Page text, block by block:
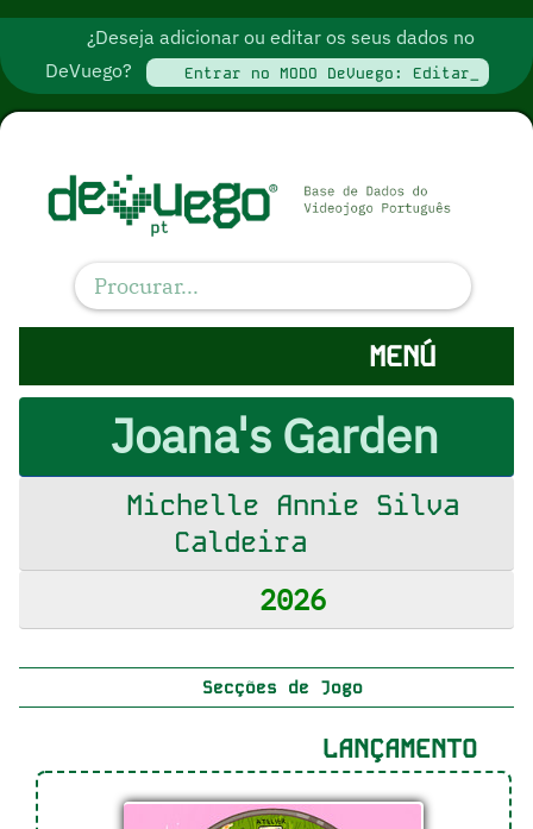
¿Deseja adicionar ou editar os seus dados no
DeVuego?
Entrar no MODO DeVuego: Editar_
MENÚ
Joana's Garden
Michelle Annie Silva
Caldeira
2026
Secções de Jogo
LANÇAMENTO